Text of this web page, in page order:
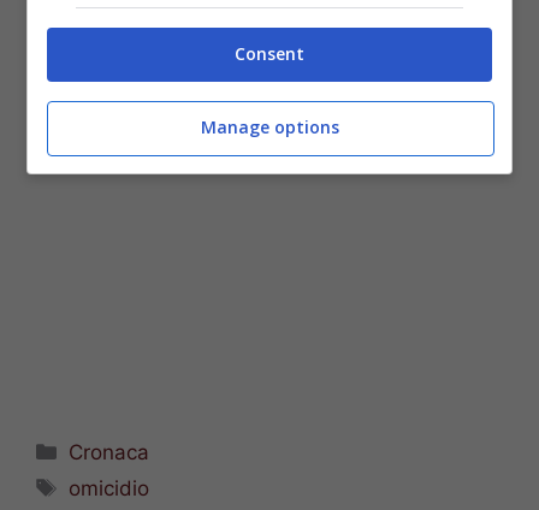
procedere con la fase rescissoriadel processo
Categorie
Cronaca
Tag
omicidio
Consent
Manage options